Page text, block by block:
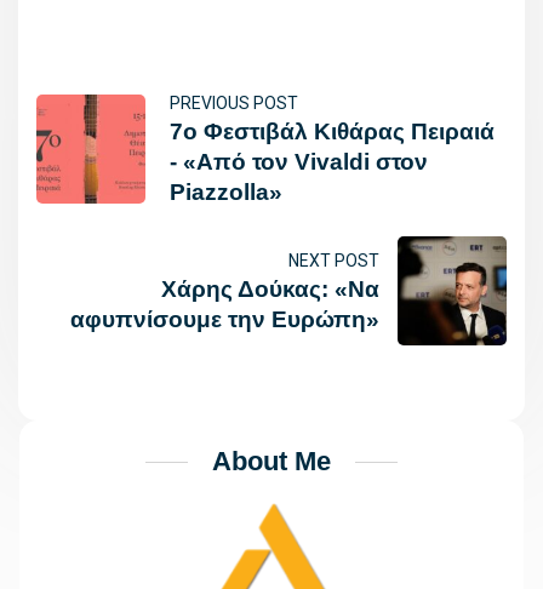
PREVIOUS POST
7ο Φεστιβάλ Κιθάρας Πειραιά
- «Από τον Vivaldi στον
Piazzolla»
NEXT POST
Xάρης Δούκας: «Να
αφυπνίσουμε την Ευρώπη»
About Me